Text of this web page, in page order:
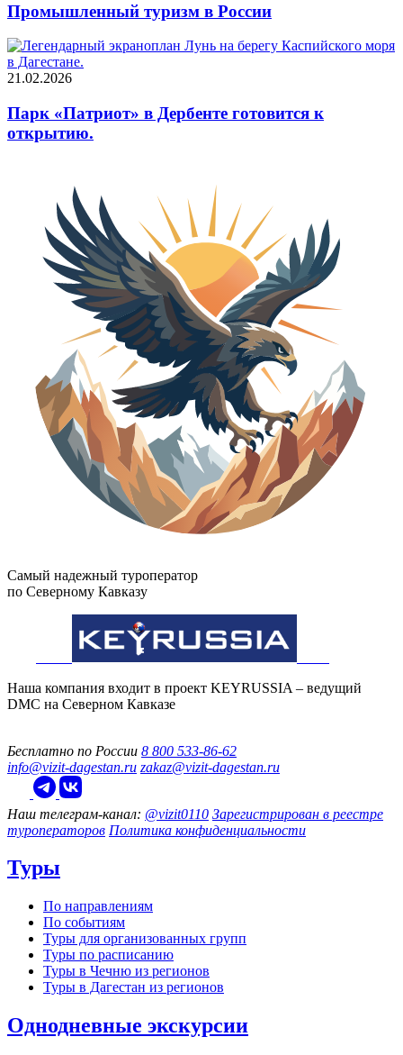
Промышленный туризм в России
21.02.2026
Парк «Патриот» в Дербенте готовится к
открытию.
Самый надежный туроператор
по Северному Кавказу
Наша компания входит в проект KEYRUSSIA – ведущий
DMC на Северном Кавказе
Бесплатно по России 8 800 533-86-62
info@vizit-dagestan.ru zakaz@vizit-dagestan.ru
Наш телеграм‑канал: @vizit0110 Зарегистрирован в реестре
туроператоров Политика конфиденциальности
Туры
По направлениям
По событиям
Туры для организованных групп
Туры по расписанию
Туры в Чечню из регионов
Туры в Дагестан из регионов
Однодневные экскурсии